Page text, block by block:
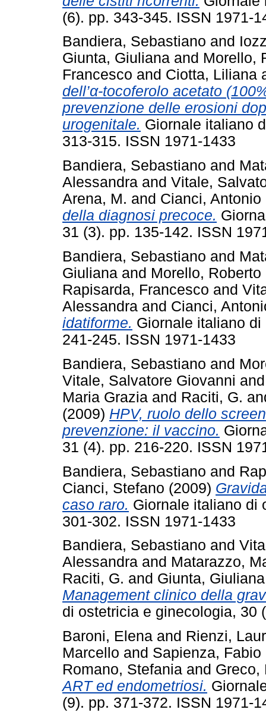
(6). pp. 343-345. ISSN 1971-
Bandiera, Sebastiano and
Giunta, Giuliana and Morello,
Francesco and Ciotta, Liliana
dell’α-tocoferolo acetato
prevenzione delle erosioni
urogenitale. Giornale italiano
313-315. ISSN 1971-1433
Bandiera, Sebastiano and
Alessandra and Vitale,
Arena, M. and Cianci, Antonio
della diagnosi precoce.
31 (3). pp. 135-142. ISSN
Bandiera, Sebastiano and
Giuliana and Morello, Roberto
Rapisarda, Francesco and
Alessandra and Cianci,
idatiforme. Giornale italiano
241-245. ISSN 1971-1433
Bandiera, Sebastiano and
Vitale, Salvatore Giovanni
Maria Grazia and Raciti, G.
(2009) HPV, ruolo dello
prevenzione: il vaccino.
31 (4). pp. 216-220. ISSN
Bandiera, Sebastiano and
Cianci, Stefano (2009)
caso raro. Giornale italiano di
301-302. ISSN 1971-1433
Bandiera, Sebastiano and
Alessandra and Matarazzo,
Raciti, G. and Giunta, Giuliana
Management clinico della
di ostetricia e ginecologia, 30
Baroni, Elena and Rienzi,
Marcello and Sapienza, Fabio
Romano, Stefania and Greco,
ART ed endometriosi.
(9). pp. 371-372. ISSN 1971-